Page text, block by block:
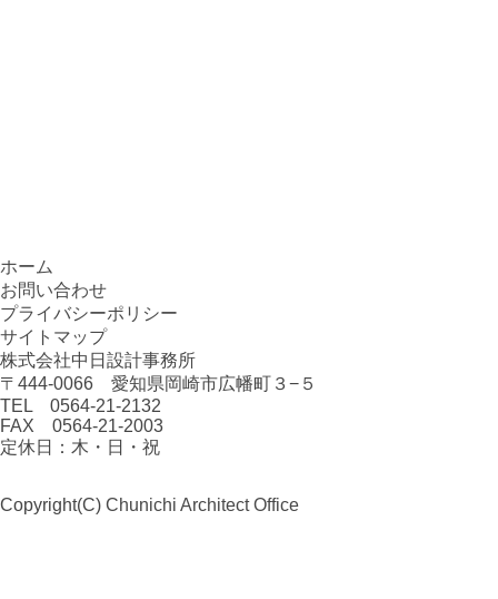
ホーム
お問い合わせ
プライバシーポリシー
サイトマップ
株式会社中日設計事務所
〒444-0066 愛知県岡崎市広幡町３−５
TEL 0564-21-2132
FAX 0564-21-2003
定休日：木・日・祝
Copyright(C) Chunichi Architect Office